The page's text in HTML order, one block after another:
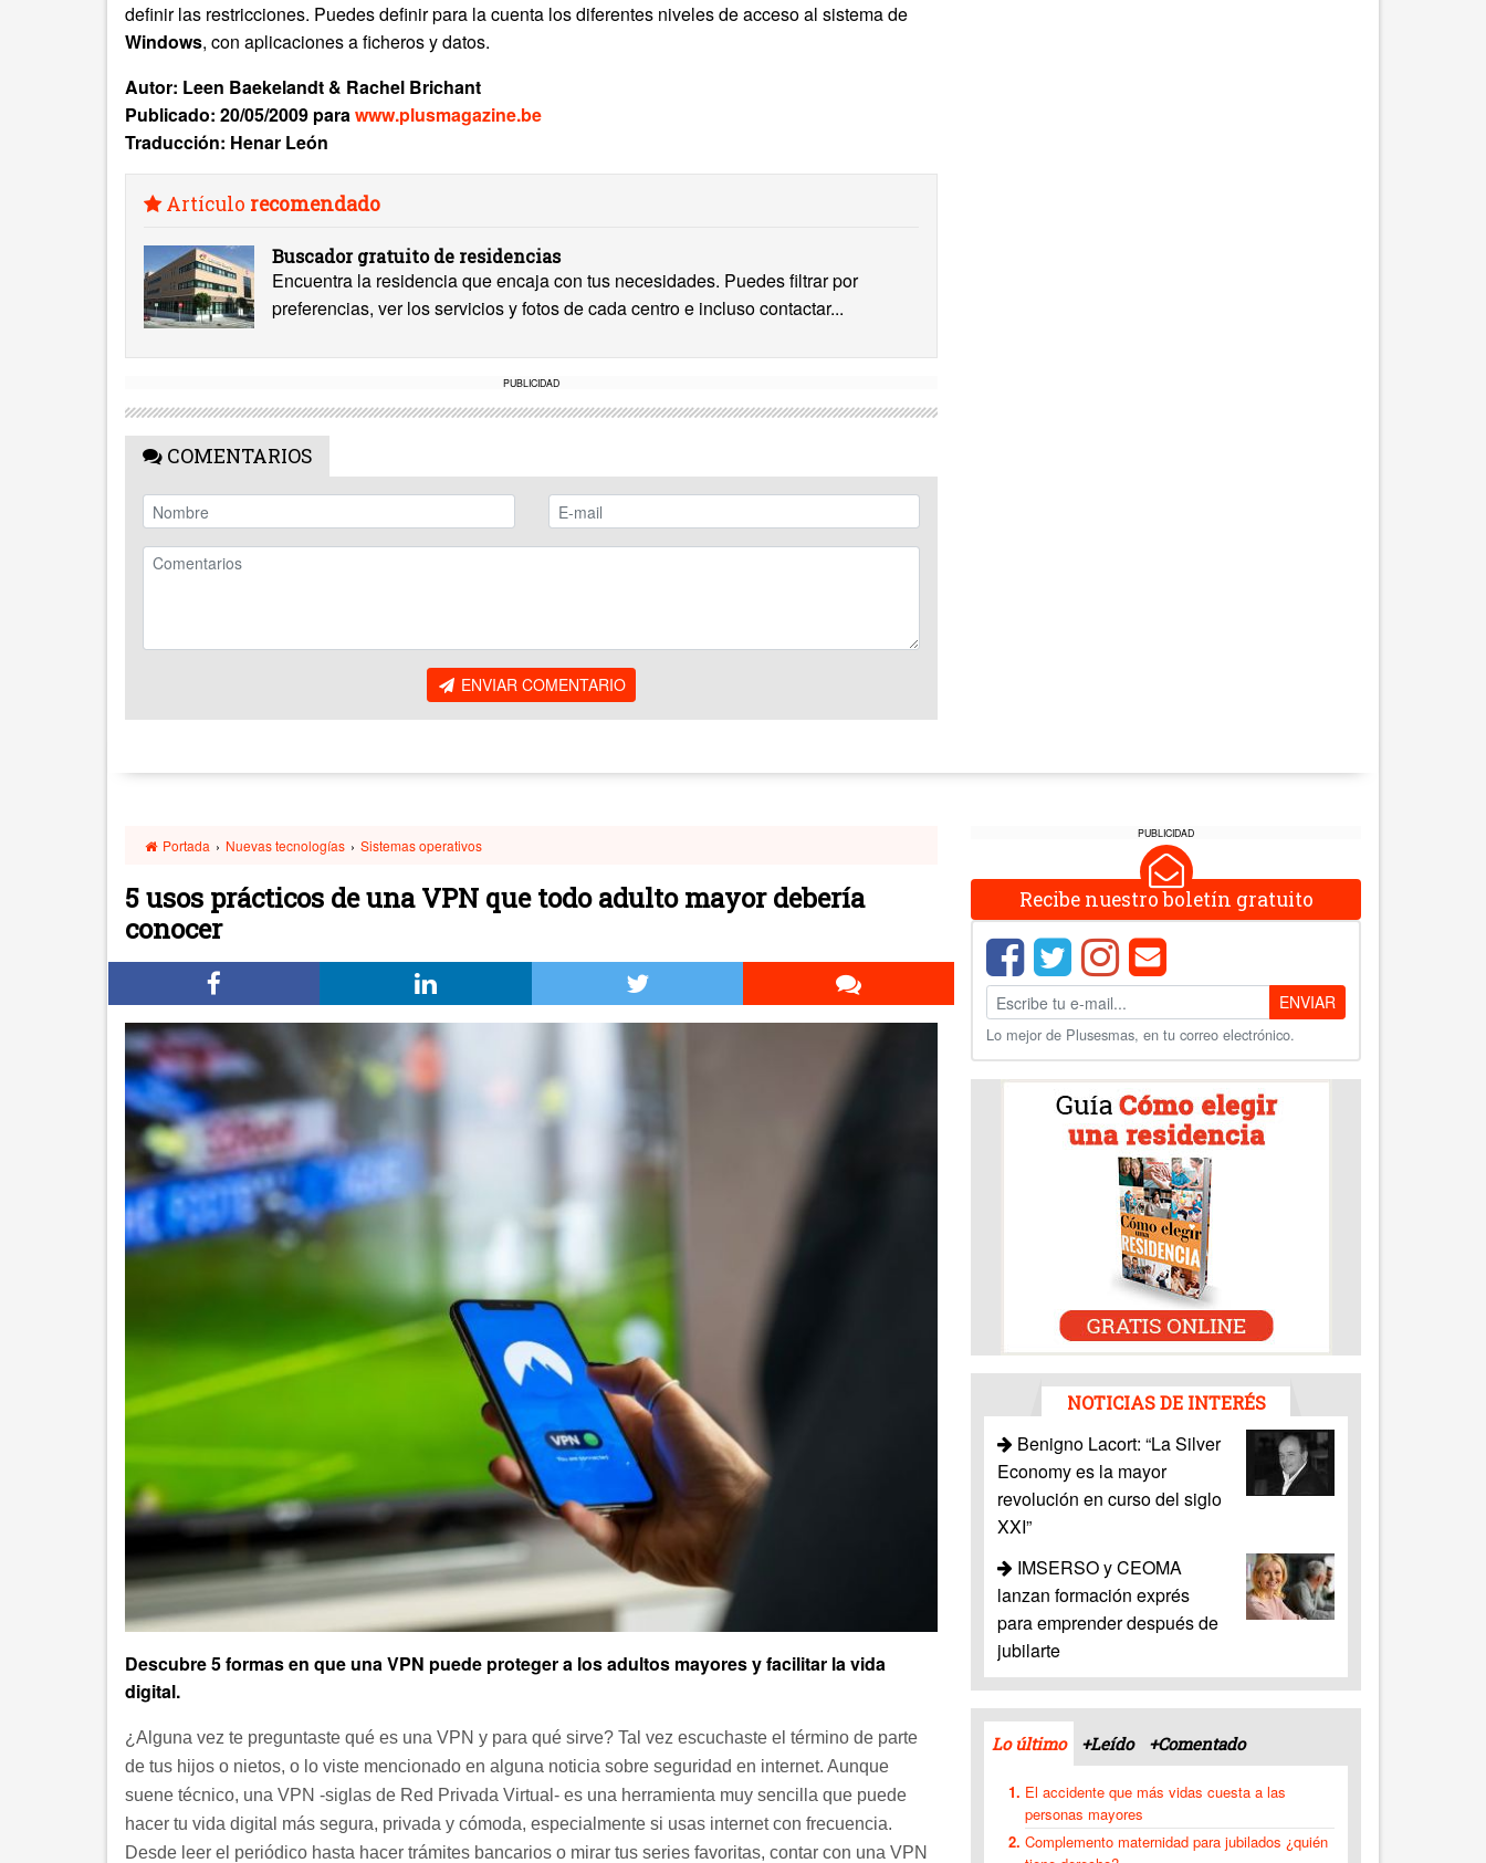
definir las restricciones. Puedes definir para la cuenta los diferentes niveles de acceso al sistema de
Windows, con aplicaciones a ficheros y datos.
Autor: Leen Baekelandt & Rachel Brichant
Publicado: 20/05/2009 parawww.plusmagazine.be
Traducción: Henar León
Artículo recomendado
Buscador gratuito de residencias
Encuentra la residencia que encaja con tus necesidades. Puedes filtrar por
preferencias, ver los servicios y fotos de cada centro e incluso contactar...
PUBLICIDAD
COMENTARIOS
ENVIAR COMENTARIO
Portada › Nuevas tecnologías › Sistemas operativos
5 usos prácticos de una VPN que todo adulto mayor debería
conocer
Descubre 5 formas en que una VPN puede proteger a los adultos mayores y facilitar la vida
digital.
¿Alguna vez te preguntaste qué es una VPN y para qué sirve? Tal vez escuchaste el término de parte
de tus hijos o nietos, o lo viste mencionado en alguna noticia sobre seguridad en internet. Aunque
suene técnico, una VPN -siglas de Red Privada Virtual- es una herramienta muy sencilla que puede
hacer tu vida digital más segura, privada y cómoda, especialmente si usas internet con frecuencia.
Desde leer el periódico hasta hacer trámites bancarios o mirar tus series favoritas, contar con una VPN
PUBLICIDAD
Recibe nuestro boletín gratuito
ENVIAR
Lo mejor de Plusesmas, en tu correo electrónico.
NOTICIAS DE INTERÉS
Benigno Lacort: “La Silver
Economy es la mayor
revolución en curso del siglo
XXI”
IMSERSO y CEOMA
lanzan formación exprés
para emprender después de
jubilarte
Lo último +Leído +Comentado
El accidente que más vidas cuesta a las
personas mayores
Complemento maternidad para jubilados ¿quién